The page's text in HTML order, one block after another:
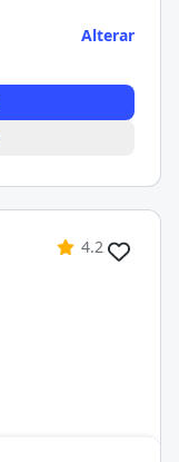
Alterar
4.2